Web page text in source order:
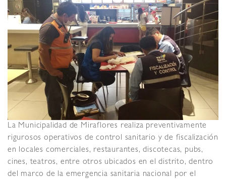
La Municipalidad de Miraflores realiza preventivamente
rigurosos operativos de control sanitario y de fiscalización
en locales comerciales, restaurantes, discotecas, pubs,
cines, teatros, entre otros ubicados en el distrito, dentro
del marco de la emergencia sanitaria nacional por el